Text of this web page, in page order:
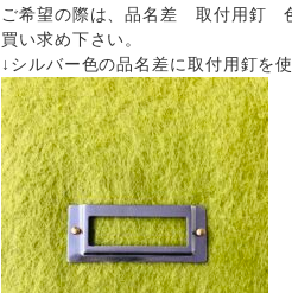
ご希望の際は、品名差 取付用釘
買い求め下さい。
↓シルバー色の品名差に取付用釘を